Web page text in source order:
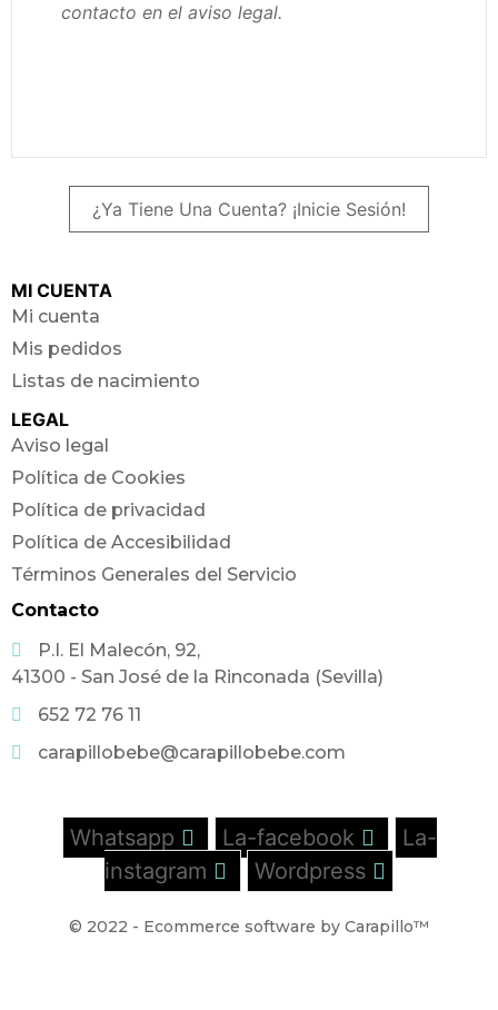
contacto en el aviso legal.
¿Ya Tiene Una Cuenta? ¡Inicie Sesión!
MI CUENTA
Mi cuenta
Mis pedidos
Listas de nacimiento
LEGAL
Aviso legal
Política de Cookies
Política de privacidad
Política de Accesibilidad
Términos Generales del Servicio
Contacto
P.I. El Malecón, 92,
41300 - San José de la Rinconada (Sevilla)
652 72 76 11
carapillobebe@carapillobebe.com
Whatsapp La-facebook
La-
instagram
Wordpress
© 2022 - Ecommerce software by Carapillo™